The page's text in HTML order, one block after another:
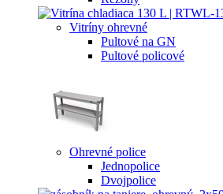
Vitríny ohrevné
Pultové na GN
Pultové policové
Ohrevné police
Jednopolice
Dvojpolice